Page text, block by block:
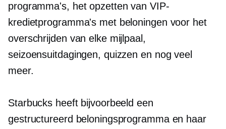
programma's, het opzetten van VIP-
kredietprogramma's met beloningen voor het
overschrijden van elke mijlpaal,
seizoensuitdagingen, quizzen en nog veel
meer.
Starbucks heeft bijvoorbeeld een
gestructureerd beloningsprogramma en haar